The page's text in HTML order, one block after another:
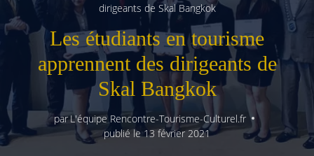
dirigeants de Skal Bangkok
Les étudiants en tourisme
apprennent des dirigeants de
Skal Bangkok
parL'équipe Rencontre-Tourisme-Culturel.fr
publié le13 février 2021